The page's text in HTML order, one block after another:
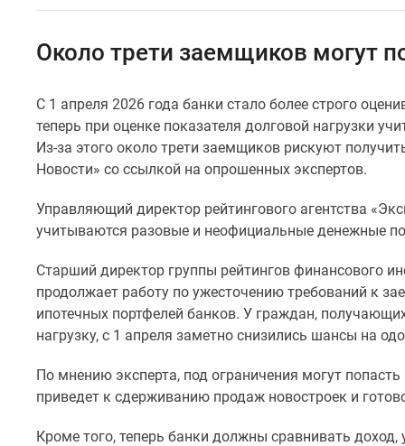
помещения
застройщики
Панорамы
новостроек
Видеообзор
новостроек
Экология
Подмосковья
комнатные
комнатные
Квартиры
Около трети заемщиков могут
С 1 апреля 2026 года банки стало более строго
теперь при оценке показателя долговой нагрузки
Из-за этого около трети заемщиков рискуют
Новости» со ссылкой на опрошенных экспертов.
Управляющий директор рейтингового агентства
учитываются разовые и неофициальные денежные
Старший директор группы рейтингов финансового
продолжает работу по ужесточению требований к
ипотечных портфелей банков. У граждан,
нагрузку, с 1 апреля заметно снизились шансы на
По мнению эксперта, под ограничения могут
приведет к сдерживанию продаж новостроек и
Кроме того, теперь банки должны сравнивать